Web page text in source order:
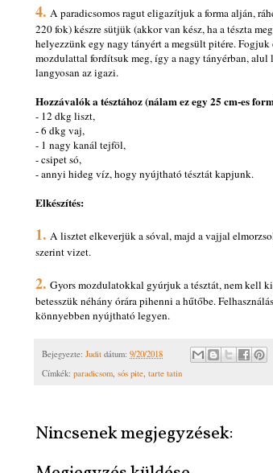
4. A paradicsomos ragut eligazítjuk a forma alján,
220 fok) készre sütjük (akkor van kész, ha a tészta
helyezzünk egy nagy tányért a megsült pitére. Fogjuk
mozdulattal fordítsuk meg, így a nagy tányérban, alul
langyosan az igazi.
Hozzávalók a tésztához (nálam ez egy 25 cm-es
- 12 dkg liszt,
- 6 dkg vaj,
- 1 nagy kanál tejföl,
- csipet só,
- annyi hideg víz, hogy nyújtható tésztát kapjunk.
Elkészítés:
1. A lisztet elkeverjük a sóval, majd a vajjal
szerint vizet.
2. Gyors mozdulatokkal gyúrjuk a tésztát, nem kell
betesszük néhány órára pihenni a hűtőbe.
könnyebben nyújtható legyen.
Bejegyezte: Judit dátum: 9/20/2018
Címkék: paradicsom, sós pite, tarte tatin
Nincsenek megjegyzések: